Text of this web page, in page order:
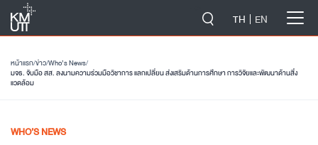
TH EN
หน้าแรก/ข่าว/Who’s News/
มจธ. จับมือ สส. ลงนามความร่วมมือวิชาการ แลกเปลี่ยน ส่งเสริมด้านการศึกษา การวิจัยและพัฒนาด้านสิ่ง
แวดล้อม
WHO’S NEWS